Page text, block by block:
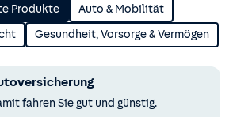
Produkte Auto & Mobilität
Gesundheit, Vorsorge & Vermögen
fahren Sie gut und günstig.